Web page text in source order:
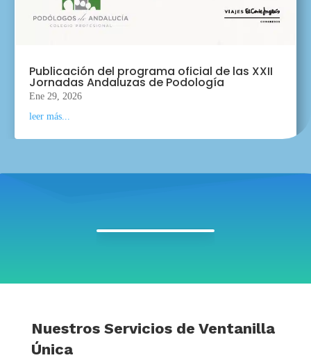
Publicación del programa oficial de las XXII
Jornadas Andaluzas de Podología
Ene 29, 2026
leer más...
Nuestros Servicios de Ventanilla
Única